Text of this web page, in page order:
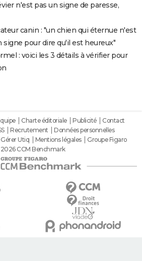
n'est pas un signe de paresse,
canin : "un chien qui éternue n'est
signe pour dire qu'il est heureux"
: voici les 3 détails à vérifier pour
Charte éditoriale Publicité
Contact
Recrutement
Données personnelles
Gérer Utiq Mentions légales
Groupe Figaro
CCM Benchmark